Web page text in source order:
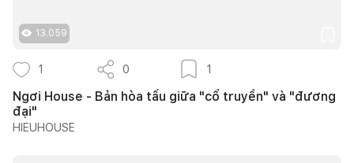
13.059
1 0 1
Ngơi House - Bản hòa tấu giữa "cổ truyền" và "đương
đại"
HIEUHOUSE